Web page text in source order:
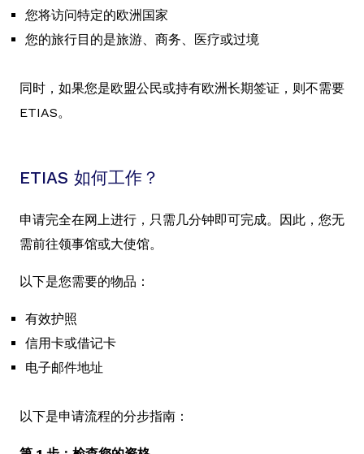
您将访问特定的欧洲国家
您的旅行目的是旅游、商务、医疗或过境
同时，如果您是欧盟公民或持有欧洲长期签证，则不需要
ETIAS。
ETIAS 如何工作？
申请完全在网上进行，只需几分钟即可完成。因此，您无
需前往领事馆或大使馆。
以下是您需要的物品：
有效护照
信用卡或借记卡
电子邮件地址
以下是申请流程的分步指南：